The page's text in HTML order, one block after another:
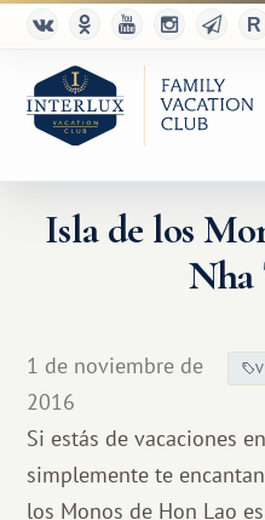
Isla de los
Nha
1 de noviembre de
2016
Si estás de vacaciones
simplemente te
los Monos de Hon Lao